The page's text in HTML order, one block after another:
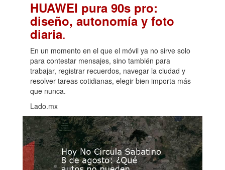
HUAWEI pura 90s pro:
diseño, autonomía y foto
diaria.
En un momento en el que el móvil ya no sirve solo
para contestar mensajes, sino también para
trabajar, registrar recuerdos, navegar la ciudad y
resolver tareas cotidianas, elegir bien importa más
que nunca.
Lado.mx